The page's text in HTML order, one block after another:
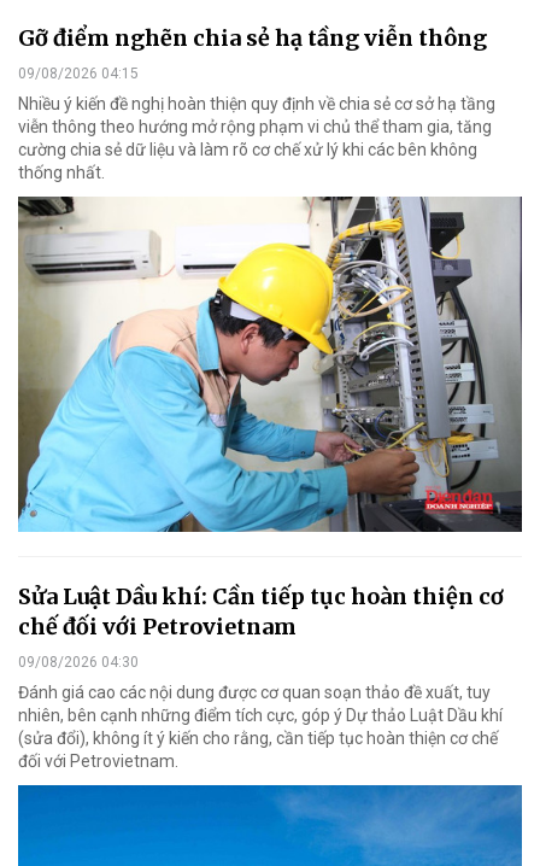
Gỡ điểm nghẽn chia sẻ hạ tầng viễn thông
09/08/2026 04:15
Nhiều ý kiến đề nghị hoàn thiện quy định về chia sẻ cơ sở hạ tầng
viễn thông theo hướng mở rộng phạm vi chủ thể tham gia, tăng
cường chia sẻ dữ liệu và làm rõ cơ chế xử lý khi các bên không
thống nhất.
Sửa Luật Dầu khí: Cần tiếp tục hoàn thiện cơ
chế đối với Petrovietnam
09/08/2026 04:30
Đánh giá cao các nội dung được cơ quan soạn thảo đề xuất, tuy
nhiên, bên cạnh những điểm tích cực, góp ý Dự thảo Luật Dầu khí
(sửa đổi), không ít ý kiến cho rằng, cần tiếp tục hoàn thiện cơ chế
đối với Petrovietnam.